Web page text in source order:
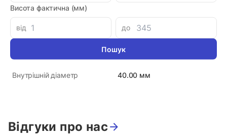
Висота фактична (мм)
від до
Артикул
Виробник PAVARINI
Італія
Внутрішній діаметр 40.00 мм
Відгуки про нас